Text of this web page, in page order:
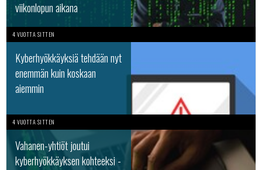
viikonlopun aikana
4 VUOTTA SITTEN
Kyberhyökkäyksiä tehdään nyt
enemmän kuin koskaan
aiemmin
4 VUOTTA SITTEN
Vahanen-yhtiöt joutui
kyberhyökkäyksen kohteeksi -